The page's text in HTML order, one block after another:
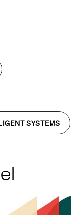
SYSTEMS